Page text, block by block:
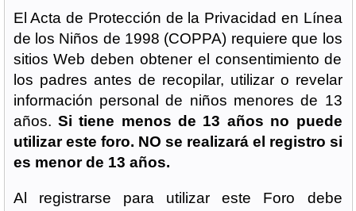
El Acta de Protección de la Privacidad en Línea
de los Niños de 1998 (COPPA) requiere que los
sitios Web deben obtener el consentimiento de
los padres antes de recopilar, utilizar o revelar
información personal de niños menores de 13
años. Si tiene menos de 13 años no puede
utilizar este foro. NO se realizará el registro si
es menor de 13 años.
Al registrarse para utilizar este Foro debe